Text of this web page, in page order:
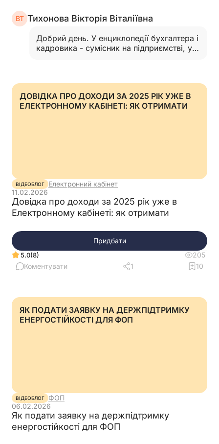
ВТ Тихонова Вікторія Віталіївна
Добрий день. У енциклопедії бухгалтера і
кадровика - сумісник на підприємстві, у
120000=40000 грн, за лютий 2025 року -
160000- 135000= 25000 грн.,
ДОВІДКА ПРО ДОХОДИ ЗА 2025 РІК УЖЕ В
ЕЛЕКТРОННОМУ КАБІНЕТІ: ЯК ОТРИМАТИ
ВІДЕОБЛОГ
Електронний кабінет
11.02.2026
Довідка про доходи за 2025 рік уже в
Електронному кабінеті: як отримати
Придбати
5.0(8)
205
Коментувати
1 10
ЯК ПОДАТИ ЗАЯВКУ НА ДЕРЖПІДТРИМКУ
ЕНЕРГОСТІЙКОСТІ ДЛЯ ФОП
ВІДЕОБЛОГ
ФОП
06.02.2026
Як подати заявку на держпідтримку
енергостійкості для ФОП